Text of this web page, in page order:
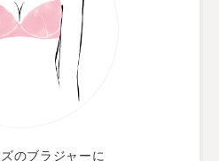
のブラジャーに